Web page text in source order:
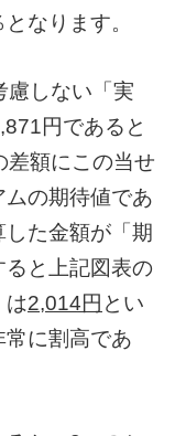
なります。
慮しない「実
円であると
差額にこの当せ
の期待値であ
した金額が「期
と上記図表の
は2,014円 とい
常に割高であ